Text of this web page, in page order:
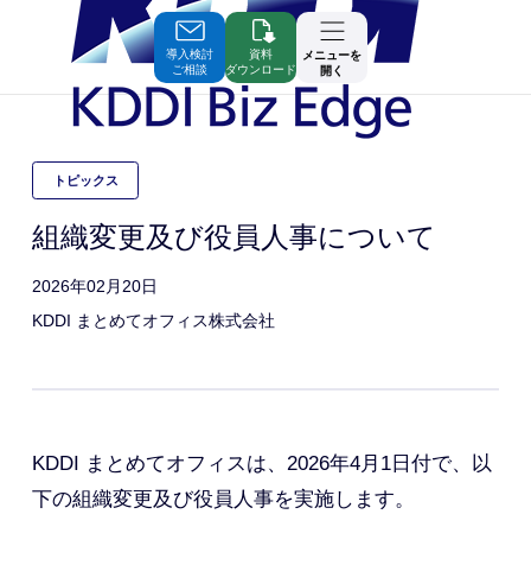
Contents
導入検討
ご相談
資料
ダウンロード
メニューを
開く
トピックス
組織変更及び役員人事について
2026年02月20日
KDDI まとめてオフィス株式会社
KDDI まとめてオフィスは、2026年4月1日付で、以
下の組織変更及び役員人事を実施します。